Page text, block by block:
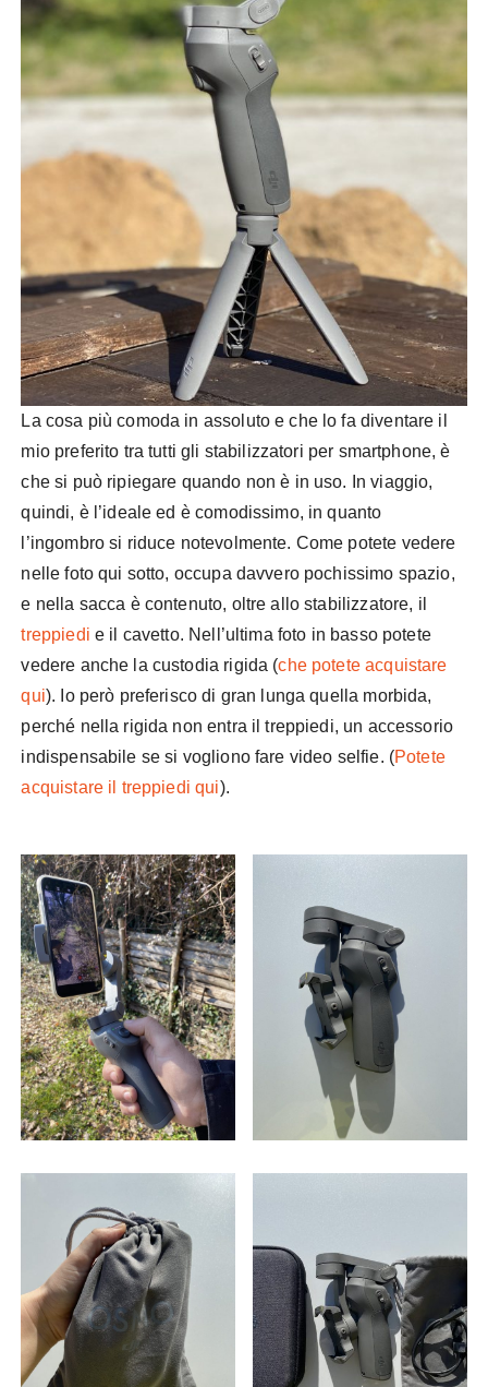
La cosa più comoda in assoluto e che lo fa diventare il
mio preferito tra tutti gli stabilizzatori per smartphone, è
che si può ripiegare quando non è in uso. In viaggio,
quindi, è l’ideale ed è comodissimo, in quanto
l’ingombro si riduce notevolmente. Come potete vedere
nelle foto qui sotto, occupa davvero pochissimo spazio,
e nella sacca è contenuto, oltre allo stabilizzatore, il
treppiedi e il cavetto. Nell’ultima foto in basso potete
vedere anche la custodia rigida (che potete acquistare
qui). Io però preferisco di gran lunga quella morbida,
perché nella rigida non entra il treppiedi, un accessorio
indispensabile se si vogliono fare video selfie. (Potete
acquistare il treppiedi qui).